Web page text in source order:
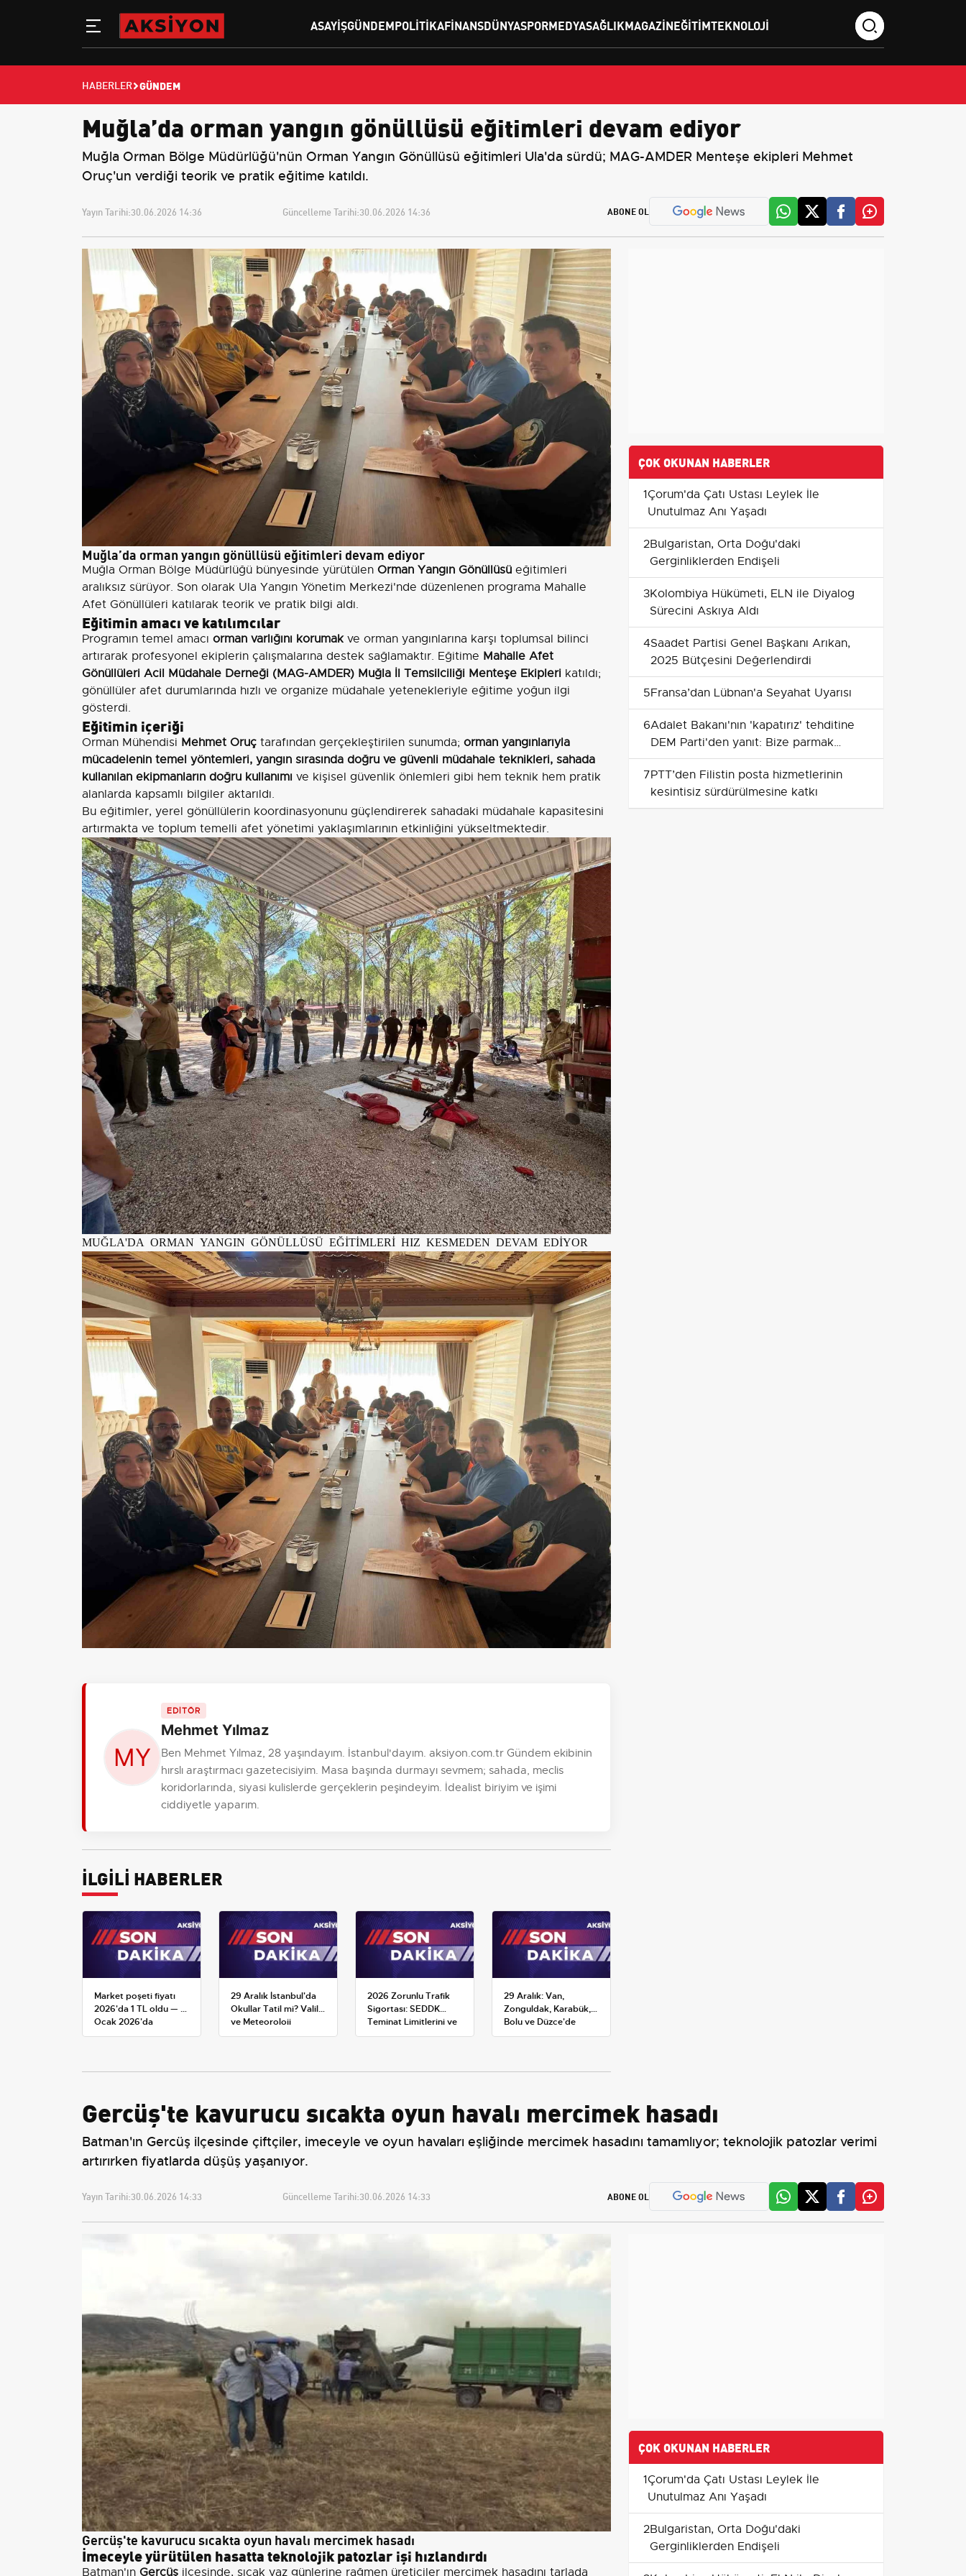
ASAYIŞGÜNDEMPOLITIKAFINANSDÜNYASPORMEDYASAĞLIKMAGAZINEĞITIMTEKNOLOJI
HABERLER GÜNDEM
Muğla’da orman yangın gönüllüsü eğitimleri devam ediyor
Muğla Orman Bölge Müdürlüğü'nün Orman Yangın Gönüllüsü eğitimleri Ula'da sürdü; MAG-AMDER Menteşe ekipleri Mehmet
Oruç'un verdiği teorik ve pratik eğitime katıldı.
Yayın Tarihi:30.06.2026 14:36 Güncelleme Tarihi:30.06.2026 14:36 ABONE OL
Muğla’da orman yangın gönüllüsü eğitimleri devam ediyor
Muğla Orman Bölge Müdürlüğü bünyesinde yürütülen Orman Yangın Gönüllüsü eğitimleri
aralıksız sürüyor. Son olarak Ula Yangın Yönetim Merkezi'nde düzenlenen programa Mahalle
Afet Gönüllüleri katılarak teorik ve pratik bilgi aldı.
Eğitimin amacı ve katılımcılar
Programın temel amacı orman varlığını korumakve orman yangınlarına karşı toplumsal bilinci
artırarak profesyonel ekiplerin çalışmalarına destek sağlamaktır. Eğitime Mahalle Afet
Gönüllüleri Acil Müdahale Derneği (MAG-AMDER) Muğla İl Temsilciliği Menteşe Ekipleri katıldı;
gönüllüler afet durumlarında hızlı ve organize müdahale yetenekleriyle eğitime yoğun ilgi
gösterdi.
Eğitimin içeriği
Orman Mühendisi Mehmet Oruç tarafından gerçekleştirilen sunumda; orman yangınlarıyla
mücadelenin temel yöntemleri, yangın sırasında doğru ve güvenli müdahale teknikleri, sahada
kullanılan ekipmanların doğru kullanımı ve kişisel güvenlik önlemleri gibi hem teknik hem pratik
alanlarda kapsamlı bilgiler aktarıldı.
Bu eğitimler, yerel gönüllülerin koordinasyonunu güçlendirerek sahadaki müdahale kapasitesini
artırmakta ve toplum temelli afet yönetimi yaklaşımlarının etkinliğini yükseltmektedir.
MUĞLA'DA ORMAN YANGIN GÖNÜLLÜSÜ EĞİTİMLERİ HIZ KESMEDEN DEVAM EDİYOR
EDİTÖR
Mehmet Yılmaz
Ben Mehmet Yılmaz, 28 yaşındayım. İstanbul'dayım. aksiyon.com.tr Gündem ekibinin
hırslı araştırmacı gazetecisiyim. Masa başında durmayı sevmem; sahada, meclis
koridorlarında, siyasi kulislerde gerçeklerin peşindeyim. İdealist biriyim ve işimi
ciddiyetle yaparım.
İLGİLİ HABERLER
Market poşeti fiyatı
2026'da 1 TL oldu — 1
Ocak 2026'da
yürürlüğe giren tarife
29 Aralık İstanbul'da
Okullar Tatil mi? Valilik
ve Meteoroloji
Açıklamaları
2026 Zorunlu Trafik
Sigortası: SEDDK
Teminat Limitlerini ve
Çoklu Araç Tarifesini
29 Aralık: Van,
Zonguldak, Karabük,
Bolu ve Düzce'de
okullar tatil —
ÇOK OKUNAN HABERLER
1Çorum'da Çatı Ustası Leylek İle
Unutulmaz Anı Yaşadı
2Bulgaristan, Orta Doğu'daki
Gerginliklerden Endişeli
3Kolombiya Hükümeti, ELN ile Diyalog
Sürecini Askıya Aldı
4Saadet Partisi Genel Başkanı Arıkan,
2025 Bütçesini Değerlendirdi
5Fransa’dan Lübnan'a Seyahat Uyarısı
6Adalet Bakanı'nın 'kapatırız' tehditine
DEM Parti'den yanıt: Bize parmak
sallamasınlar!
7PTT’den Filistin posta hizmetlerinin
kesintisiz sürdürülmesine katkı
Gercüş'te kavurucu sıcakta oyun havalı mercimek hasadı
Batman'ın Gercüş ilçesinde çiftçiler, imeceyle ve oyun havaları eşliğinde mercimek hasadını tamamlıyor; teknolojik patozlar verimi
artırırken fiyatlarda düşüş yaşanıyor.
Yayın Tarihi:30.06.2026 14:33 Güncelleme Tarihi:30.06.2026 14:33 ABONE OL
Gercüş'te kavurucu sıcakta oyun havalı mercimek hasadı
İmeceyle yürütülen hasatta teknolojik patozlar işi hızlandırdı
Batman'ın Gercüş ilçesinde, sıcak yaz günlerine rağmen üreticiler mercimek hasadını tarlada
ÇOK OKUNAN HABERLER
1Çorum'da Çatı Ustası Leylek İle
Unutulmaz Anı Yaşadı
2Bulgaristan, Orta Doğu'daki
Gerginliklerden Endişeli